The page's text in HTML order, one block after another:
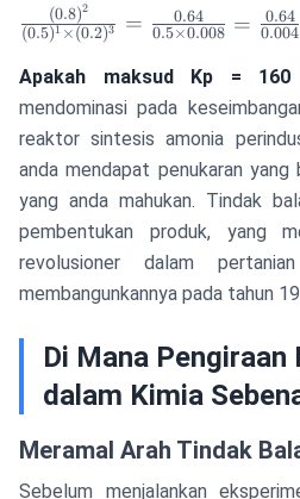
(0.5)1 ×(0.2)3
(0.8)2
= 0.5×0.008
0.64 = 0.004
0.64
Apakah maksud Kp = 160
mendominasi pada
reaktor sintesis amonia
anda mendapat penukaran
yang anda mahukan. Tindak
pembentukan produk, yang
revolusioner dalam
membangunkannya pada tahun
Di Mana Pengiraan
dalam Kimia
Meramal Arah Tindak
Sebelum menjalankan